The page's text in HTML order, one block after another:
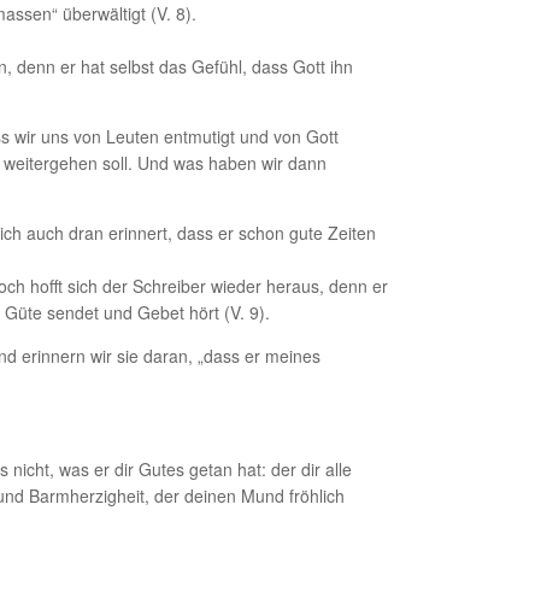
überwältigt (V. 8).
denn er hat selbst das Gefühl, dass Gott ihn
wir uns von Leuten entmutigt und von Gott
soll. Und was haben wir dann
auch dran erinnert, dass er schon gute Zeiten
hofft sich der Schreiber wieder heraus, denn er
sendet und Gebet hört (V. 9).
erinnern wir sie daran, „dass er meines
nicht, was er dir Gutes getan hat: der dir alle
Barmherzigheit, der deinen Mund fröhlich